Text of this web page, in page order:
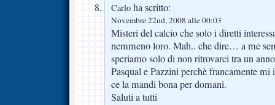
Carlo ha scritto:
Novembre 22nd, 2008 alle 00:03
Misteri del calcio che solo i diretti
nemmeno loro. Mah.. che dire… a me
speriamo solo di non ritrovarci tra un
Pasqual e Pazzini perchè francamente
ce la mandi bona per domani.
Saluti a tutti